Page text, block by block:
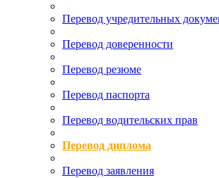
Перевод учредительных
Перевод доверенности
Перевод резюме
Перевод паспорта
Перевод водительских прав
Перевод диплома
Перевод заявления